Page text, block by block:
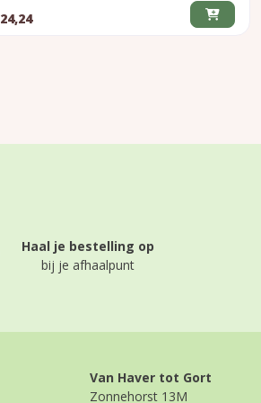
24,24
Haal je bestelling op
bij je afhaalpunt
Van Haver tot Gort
Zonnehorst 13M